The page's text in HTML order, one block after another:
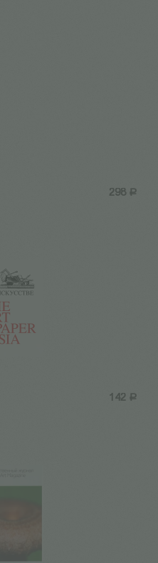
298 Р
142 Р